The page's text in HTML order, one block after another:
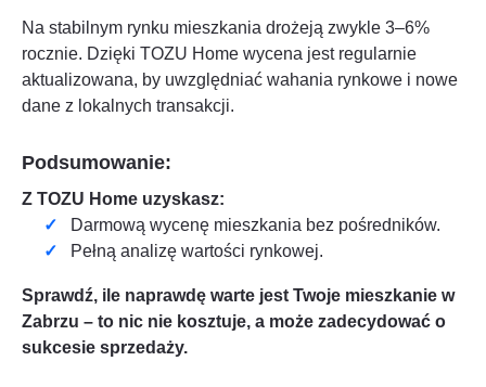
Na stabilnym rynku mieszkania drożeją zwykle 3–6%
rocznie. Dzięki TOZU Home wycena jest regularnie
aktualizowana, by uwzględniać wahania rynkowe i nowe
dane z lokalnych transakcji.
Podsumowanie:
Z TOZU Home uzyskasz:
Darmową wycenę mieszkania bez pośredników.
Pełną analizę wartości rynkowej.
Sprawdź, ile naprawdę warte jest Twoje mieszkanie w
Zabrzu – to nic nie kosztuje, a może zadecydować o
sukcesie sprzedaży.